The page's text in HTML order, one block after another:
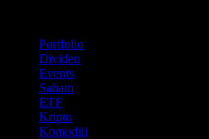
Portfolio
Dividen
Events
Saham
ETF
Kripto
Komoditi